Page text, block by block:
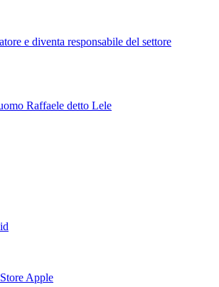
e diventa responsabile del settore
Raffaele detto Lele
Apple